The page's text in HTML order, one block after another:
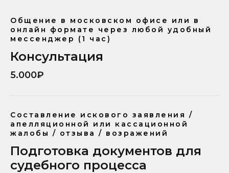
Общение в московском офисе или в
онлайн формате через любой удобный
мессенджер (1 час)
Консультация
5.000₽
Составление искового заявления /
апелляционной или кассационной
жалобы / отзыва / возражений
Подготовка документов для
судебного процесса